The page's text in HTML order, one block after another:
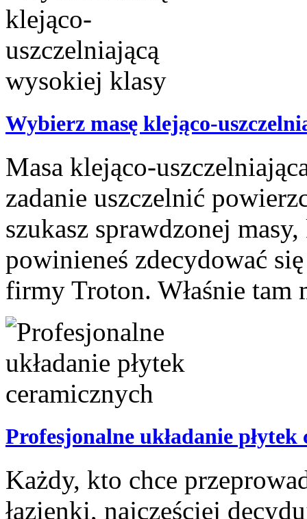
Wybierz masę klejąco-
Masa klejąco-
zadanie uszczelnić
szukasz sprawdzonej
powinieneś zdecydować
firmy Troton. Właśnie tam
Profesjonalne układanie
Każdy, kto chce
łazienki, najczęściej